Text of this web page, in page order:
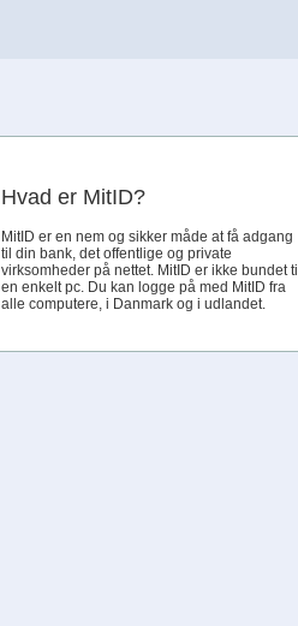
Hvad er MitID?
MitID er en nem og sikker måde at få adgang
til din bank, det offentlige og private
virksomheder på nettet. MitID er ikke bundet til
en enkelt pc. Du kan logge på med MitID fra
alle computere, i Danmark og i udlandet.